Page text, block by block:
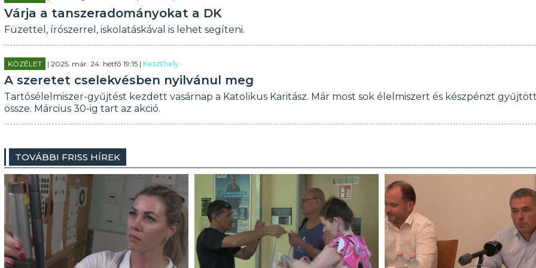
Várja a tanszeradományokat a DK
Füzettel, írószerrel, iskolatáskával is lehet segíteni.
KÖZÉLET | 2025. már. 24. hétfő 19:15 | Keszthely
A szeretet cselekvésben nyilvánul meg
Tartósélelmiszer-gyűjtést kezdett vasárnap a Katolikus Karitász. Már most sok élelmiszert és készpénzt
össze. Március 30-ig tart az akció.
TOVÁBBI FRISS HÍREK